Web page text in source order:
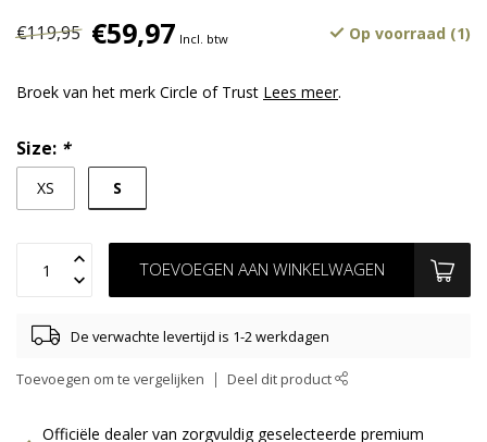
€119,95 €59,97 Incl. btw Op voorraad (1)
Broek van het merk Circle of Trust Lees meer.
Size: *
XS S
TOEVOEGEN AAN WINKELWAGEN
De verwachte levertijd is 1-2 werkdagen
Toevoegen om te vergelijken Deel dit product
Officiële dealer van zorgvuldig geselecteerde premium